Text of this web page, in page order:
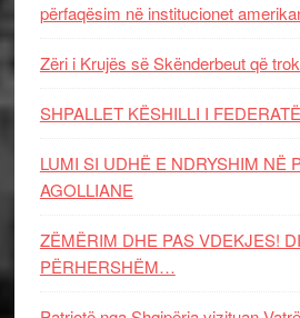
përfaqësim në institucionet
Zëri i Krujës së Skënderbeut që
SHPALLET KËSHILLI I
LUMI SI UDHË E NDRYSHIM NË
AGOLLIANE
ZËMËRIM DHE PAS VDEKJES!
PËRHERSHËM…